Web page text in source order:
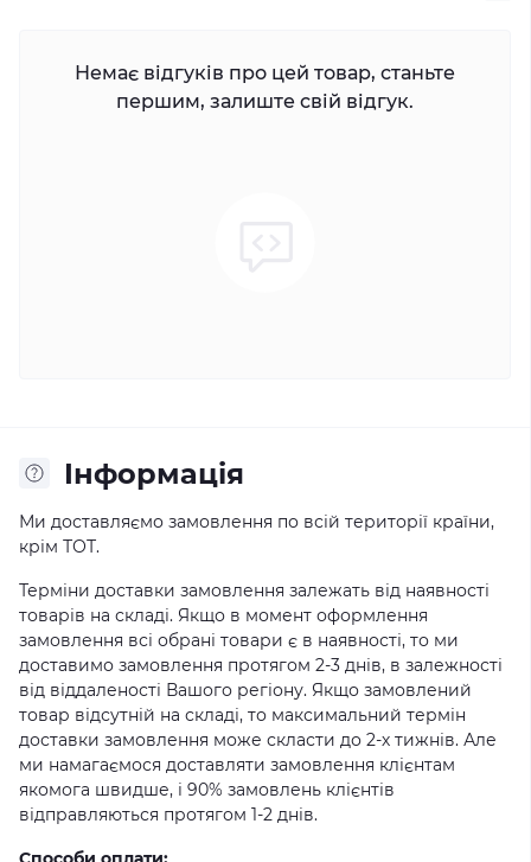
Немає відгуків про цей товар, станьте
першим, залиште свій відгук.
Iнформація
Ми доставляємо замовлення по всій території країни,
крім ТОТ.
Терміни доставки замовлення залежать від наявності
товарів на складі. Якщо в момент оформлення
замовлення всі обрані товари є в наявності, то ми
доставимо замовлення протягом 2-3 днів, в залежності
від віддаленості Вашого регіону. Якщо замовлений
товар відсутній на складі, то максимальний термін
доставки замовлення може скласти до 2-х тижнів. Але
ми намагаємося доставляти замовлення клієнтам
якомога швидше, і 90% замовлень клієнтів
відправляються протягом 1-2 днів.